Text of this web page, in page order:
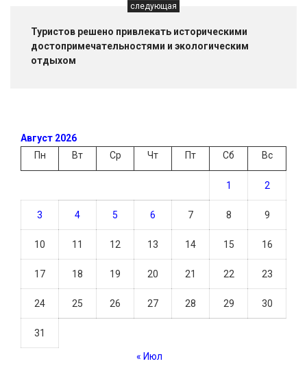
следующая
Туристов решено привлекать историческими
достопримечательностями и экологическим
отдыхом
Август 2026
Пн
Вт Ср Чт Пт Сб Вс
1 2
3 4 5 6 7 8 9
10 11 12 13 14 15 16
17 18 19 20 21 22 23
24 25 26 27 28 29 30
31
« Июл